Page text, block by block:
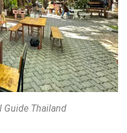
Guide Thailand